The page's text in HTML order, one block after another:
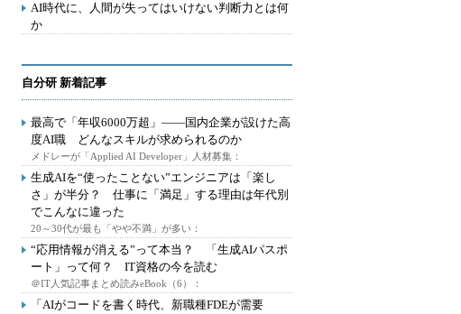
AI時代に、人間が失ってはいけない判断力とは何
か
自分研 新着記事
最高で「年収6000万超」――国内企業が設けた高
度AI職 どんなスキルが求められるのか
メドレーが「Applied AI Developer」人材募集：
生成AIを“使ったことない”エンジニアは「楽し
さ」が半分？ 仕事に「満足」する理由は年代別
でこんなに違った
20～30代が最も「やや不満」が多い：
“応用情報が消える”って本当？ 「生成AIパスポ
ート」って何？ IT資格の今を読む
＠IT人気記事まとめ読みeBook（6）：
「AIがコードを書く時代、新職種FDEが需要